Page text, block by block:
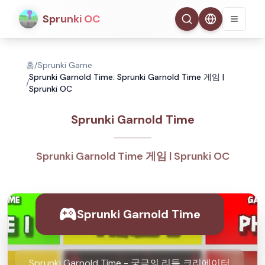
Sprunki OC
홈/Sprunki Game
/
Sprunki Garnold Time: Sprunki Garnold Time 게임 |
Sprunki OC
Sprunki Garnold Time
Sprunki Garnold Time 게임 | Sprunki OC
Sprunki Garnold Time